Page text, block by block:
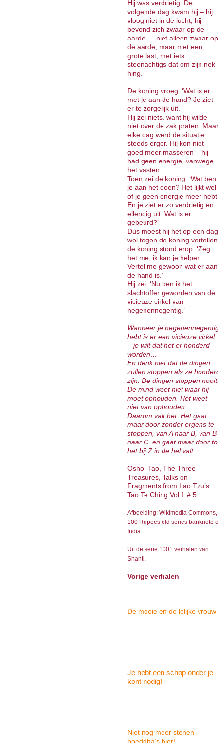
Hij was verdrietig. De
volgende dag kwam hij – hij
vloog niet in de lucht, hij
bevond zich zwaar op de
aarde … niet alleen zwaar op
de aarde, maar met een
grote last, met iets
steenachtigs dat om zijn nek
hing.
De koning vroeg: ‘Wat is er
met je aan de hand? Je ziet
er te zorgelijk uit.”
Hij zei niets, want hij wilde
niet over de zak praten. Maar
elke dag werd de situatie
steeds erger. Hij kon niet
goed meer masseren – hij
had geen energie, vanwege
het vasten.
Toen zei de koning: ‘Wat ben
je aan het doen? Het lijkt wel
of je geen energie meer
En je ziet er zo verdrietig en
ellendig uit. Wat is er
gebeurd?’
Dus moest hij het op een dag
wel tegen de koning
de koning stond erop: ‘Zeg
het me, ik kan je helpen.
Vertel me gewoon wat er aan
de hand is.’
Hij zei: ‘Nu ben ik het
slachtoffer geworden van de
vicieuze cirkel van
negenennegentig.’
Wanneer je
hebt is er een vicieuze cirkel
– je wilt dat het er honderd
worden…
En denk niet dat de dingen
zullen stoppen als ze
zijn. De dingen stoppen
De mind weet niet waar hij
moet ophouden. Het weet
niet van ophouden.
Daarom valt het. Het gaat
maar door zonder ergens te
stoppen, van A naar B, van B
naar C, en gaat maar door
het bij Z in de hel valt.
Osho: Tao, The Three
Treasures, Talks on
Fragments from Lao Tzu’s
Tao Te Ching Vol.1 # 5.
Afbeelding: Wikimedia Commons,
100 Rupees old series banknote
India.
Uit de serie 1001 verhalen van
Shanti.
Vorige verhalen
De mooie en de lelijke vrouw
Je hebt een schop onder je
kont nodig!
Niet nog meer stenen
boeddha’s hier!